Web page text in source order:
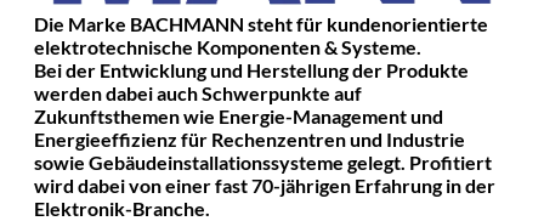
Die Marke BACHMANN steht für kundenorientierte
elektrotechnische Komponenten & Systeme.
Bei der Entwicklung und Herstellung der Produkte
werden dabei auch Schwerpunkte auf
Zukunftsthemen wie Energie-Management und
Energieeffizienz für Rechenzentren und Industrie
sowie Gebäudeinstallationssysteme gelegt. Profitiert
wird dabei von einer fast 70-jährigen Erfahrung in der
Elektronik-Branche.